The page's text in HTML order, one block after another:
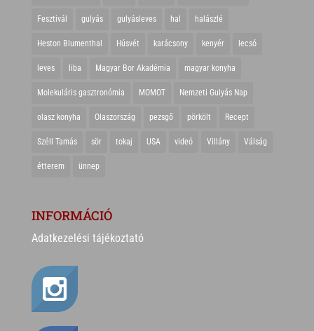
Fesztivál gulyás gulyásleves hal halászlé
Heston Blumenthal Húsvét karácsony kenyér lecsó
leves liba Magyar Bor Akadémia magyar konyha
Molekuláris gasztronómia MOMOT Nemzeti Gulyás Nap
olasz konyha Olaszország pezsgő pörkölt Recept
Széll Tamás sör tokaj USA videó Villány Válság
étterem ünnep
INFORMÁCIÓ
Adatkezelési tájékoztató